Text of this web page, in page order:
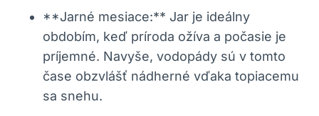
**Jarné mesiace:** Jar je ideálny
obdobím, keď príroda ožíva a počasie je
príjemné. Navyše, vodopády sú v tomto
čase obzvlášť nádherné vďaka topiacemu
sa snehu.